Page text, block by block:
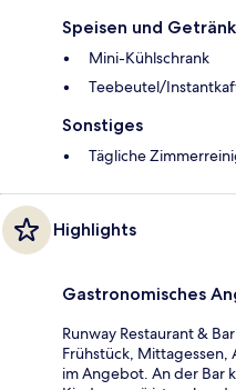
Speisen und
Mini-Kühlschrank
Teebeutel/
Sonstiges
Tägliche
Highlights
Gastronomisches
Runway Restaurant &
Frühstück,
im Angebot. An der Bar